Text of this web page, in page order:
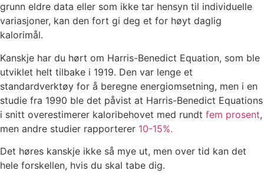
grunn eldre data eller som ikke tar hensyn til individuelle
variasjoner, kan den fort gi deg et for høyt daglig
kalorimål.
Kanskje har du hørt om Harris-Benedict Equation, som ble
utviklet helt tilbake i 1919. Den var lenge et
standardverktøy for å beregne energiomsetning, men i en
studie fra 1990 ble det påvist at Harris-Benedict Equations
i snitt overestimerer kaloribehovet med rundt fem prosent,
men andre studier rapporterer 10-15%.
Det høres kanskje ikke så mye ut, men over tid kan det
hele forskellen, hvis du skal tabe dig.